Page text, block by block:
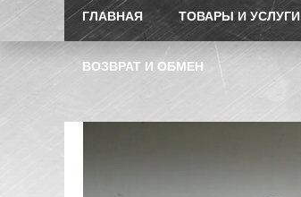
ГЛАВНАЯ ТОВАРЫ И УСЛУГИ
ВОЗВРАТ И ОБМЕН